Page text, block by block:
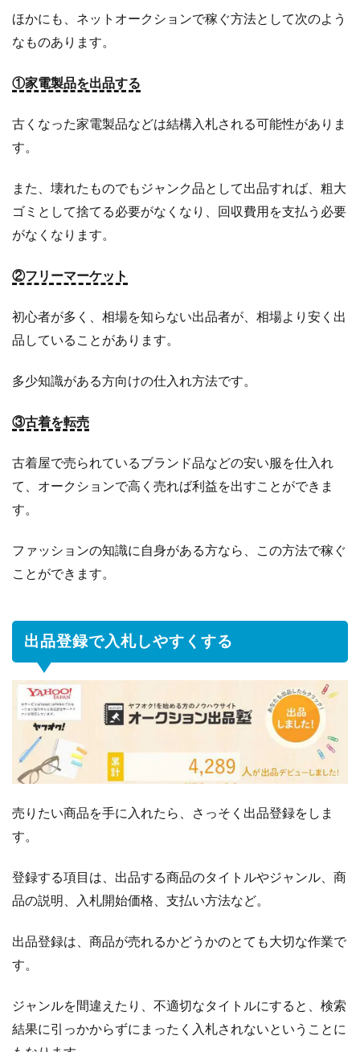
ほかにも、ネットオークションで稼ぐ方法として次のよう
なものあります。
①家電製品を出品する
古くなった家電製品などは結構入札される可能性がありま
す。
また、壊れたものでもジャンク品として出品すれば、粗大
ゴミとして捨てる必要がなくなり、回収費用を支払う必要
がなくなります。
②フリーマーケット
初心者が多く、相場を知らない出品者が、相場より安く出
品していることがあります。
多少知識がある方向けの仕入れ方法です。
③古着を転売
古着屋で売られているブランド品などの安い服を仕入れ
て、オークションで高く売れば利益を出すことができま
す。
ファッションの知識に自身がある方なら、この方法で稼ぐ
ことができます。
出品登録で入札しやすくする
売りたい商品を手に入れたら、さっそく出品登録をしま
す。
登録する項目は、出品する商品のタイトルやジャンル、商
品の説明、入札開始価格、支払い方法など。
出品登録は、商品が売れるかどうかのとても大切な作業で
す。
ジャンルを間違えたり、不適切なタイトルにすると、検索
結果に引っかからずにまったく入札されないということに